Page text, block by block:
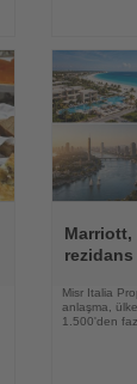
Oku
Marriott,
Misr Italia
anlaşma,
1.500'den